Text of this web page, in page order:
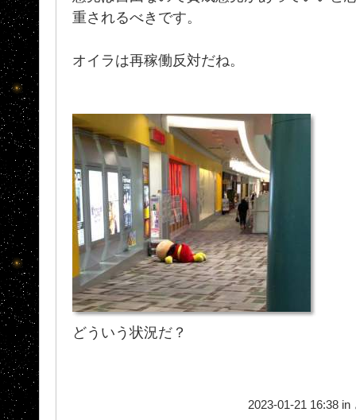
重されるべきです。
オイラは再稼働反対だね。
どういう状況だ？
2023-01-21 16:38 in